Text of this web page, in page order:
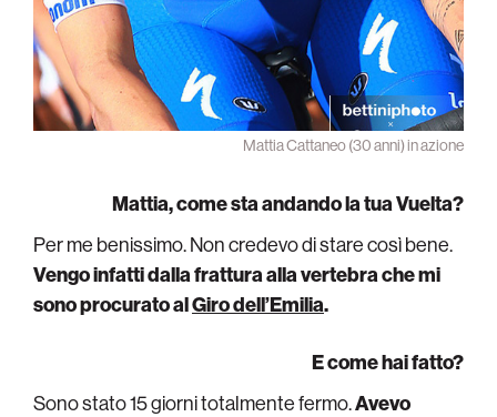
Mattia Cattaneo (30 anni) in azione
Mattia, come sta andando la tua Vuelta?
Per me benissimo. Non credevo di stare così bene.
Vengo infatti dalla frattura alla vertebra che mi
sono procurato alGiro dell’Emilia.
E come hai fatto?
Sono stato 15 giorni totalmente fermo.Avevo